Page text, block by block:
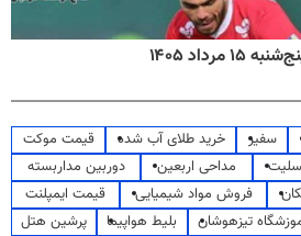
۱۴۰۵
سفیر خرید طلای آب شده
قیمت موکت
مداحی اربعین
دوربین مداربسته
فروش مواد شیمیایی
قیمت ایمپلنت
تیزهوشان بلیط هواپیما
پرشین هتل